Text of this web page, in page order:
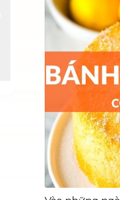
Chuyển nhà
dẹp nơi đi nơi
Vệ sinh công
Vệ sinh
phòng, nhà